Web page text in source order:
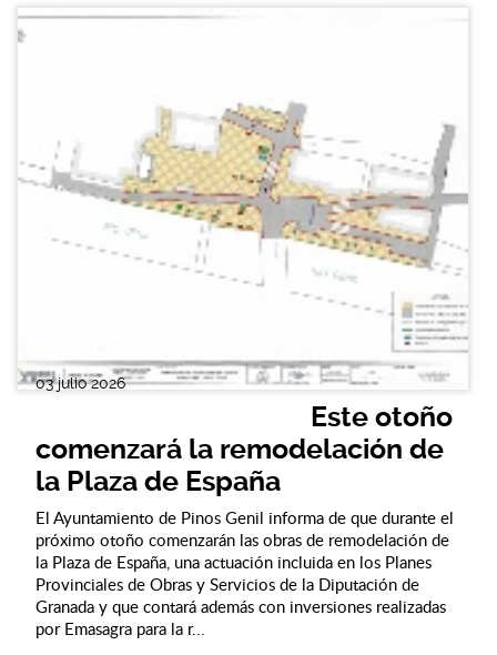
03 julio 2026
Este otoño
comenzará la remodelación de
la Plaza de España
El Ayuntamiento de Pinos Genil informa de que durante el
próximo otoño comenzarán las obras de remodelación de
la Plaza de España, una actuación incluida en los Planes
Provinciales de Obras y Servicios de la Diputación de
Granada y que contará además con inversiones realizadas
por Emasagra para la r...